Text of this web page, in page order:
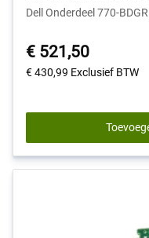
Dell Onderdeel 770-BDGR
€ 521,50
€ 430,99 Exclusief BTW